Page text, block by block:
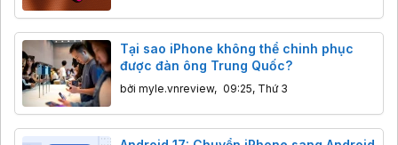
Tại sao iPhone không thể chinh phục
được đàn ông Trung Quốc?
bởi myle.vnreview, 09:25, Thứ 3